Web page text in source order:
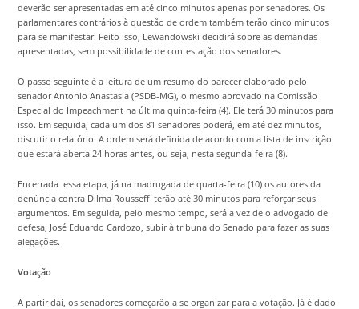
deverão ser apresentadas em até cinco minutos apenas por senadores. Os
parlamentares contrários à questão de ordem também terão cinco minutos
para se manifestar. Feito isso, Lewandowski decidirá sobre as demandas
apresentadas, sem possibilidade de contestação dos senadores.
O passo seguinte é a leitura de um resumo do parecer elaborado pelo
senador Antonio Anastasia (PSDB-MG), o mesmo aprovado na Comissão
Especial do Impeachment na última quinta-feira (4). Ele terá 30 minutos para
isso. Em seguida, cada um dos 81 senadores poderá, em até dez minutos,
discutir o relatório. A ordem será definida de acordo com a lista de inscrição
que estará aberta 24 horas antes, ou seja, nesta segunda-feira (8).
Encerrada essa etapa, já na madrugada de quarta-feira (10) os autores da
denúncia contra Dilma Rousseff terão até 30 minutos para reforçar seus
argumentos. Em seguida, pelo mesmo tempo, será a vez de o advogado de
defesa, José Eduardo Cardozo, subir à tribuna do Senado para fazer as suas
alegações.
Votação
A partir daí, os senadores começarão a se organizar para a votação. Já é dado